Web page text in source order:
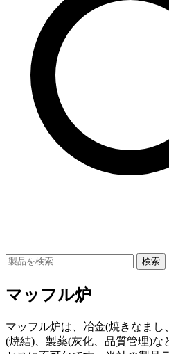
検索
マッフル炉
マッフル炉は、冶金(焼きなまし
(焼結)、製薬(灰化、品質管理)な